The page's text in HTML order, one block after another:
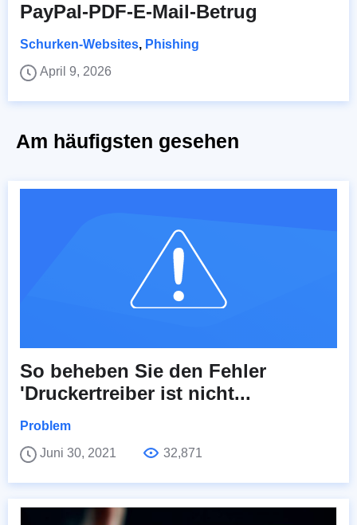
PayPal-PDF-E-Mail-Betrug
Schurken-Websites, Phishing
April 9, 2026
Am häufigsten gesehen
So beheben Sie den Fehler
'Druckertreiber ist nicht...
Problem
Juni 30, 2021
32,871